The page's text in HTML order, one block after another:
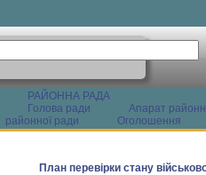
РАЙОННА РАДА
Голова ради
Апарат
районної ради
Оголошення
План перевірки стану